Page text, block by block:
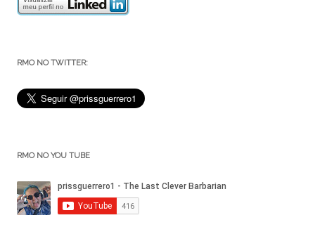
RMO NO TWITTER:
RMO NO YOU TUBE